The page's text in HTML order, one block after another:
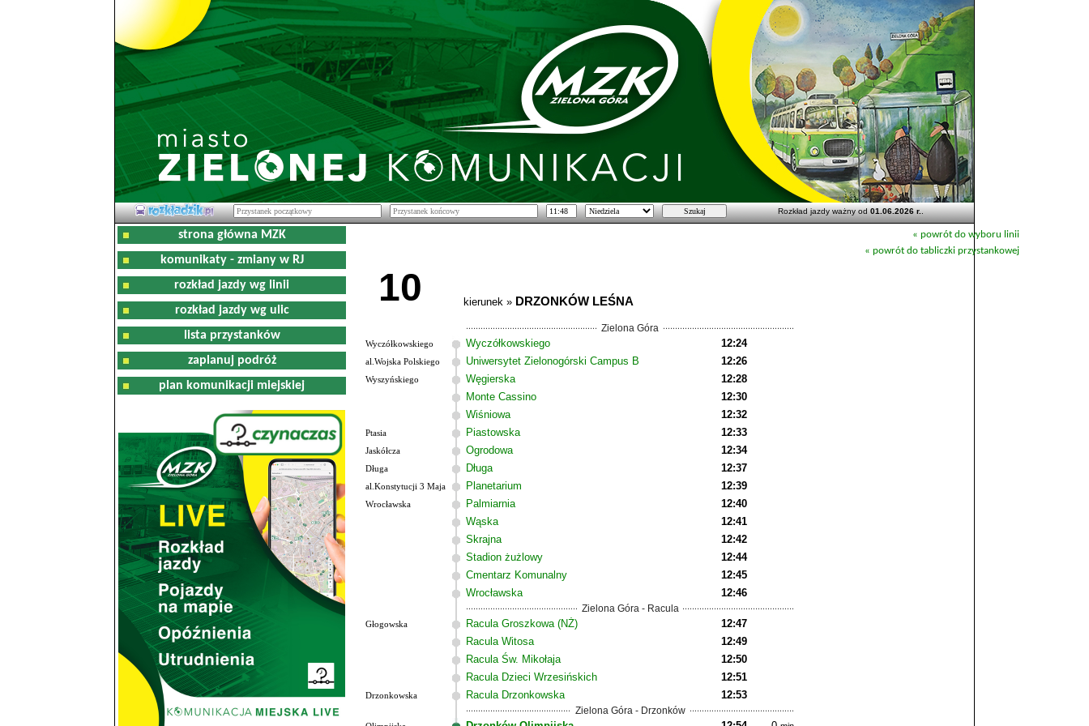
Rozkład jazdy ważny od01.06.2026 r..
strona główna MZK
komunikaty - zmiany w RJ
rozkład jazdy wg linii
rozkład jazdy wg ulic
lista przystanków
zaplanuj podróż
plan komunikacji miejskiej
« powrót do wyboru linii
« powrót do tabliczki przystankowej
10 kierunek » DRZONKÓW LEŚNA
Zielona Góra
Wyczółkowskiego Wyczółkowskiego 12:24
al.Wojska Polskiego Uniwersytet Zielonogórski Campus B 12:26
Wyszyńskiego Węgierska
12:28
Monte Cassino
12:30
Wiśniowa
12:32
Ptasia Piastowska 12:33
Jaskółcza Ogrodowa 12:34
Długa Długa 12:37
al.Konstytucji 3 Maja Planetarium 12:39
Wrocławska Palmiarnia
12:40
Wąska
12:41
Skrajna
12:42
Stadion żużlowy
12:44
Cmentarz Komunalny
12:45
Wrocławska
12:46
Zielona Góra - Racula
Głogowska Racula Groszkowa (NŻ)
12:47
Racula Witosa
12:49
Racula Św. Mikołaja
12:50
Racula Dzieci Wrzesińskich
12:51
Drzonkowska Racula Drzonkowska 12:53
Zielona Góra - Drzonków